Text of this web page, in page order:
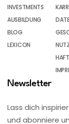
INVESTMENTS
AUSBILDUNG
BLOG
LEXICON
Newsletter
Lass dich
und abonniere